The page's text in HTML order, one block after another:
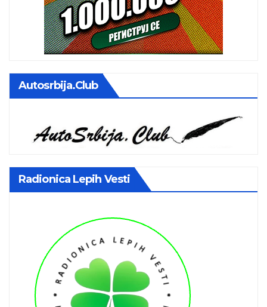
Autosrbija.club
Radionica Lepih Vesti